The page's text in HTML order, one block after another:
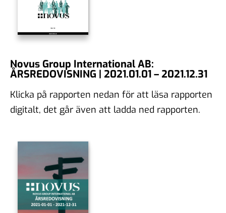
Novus Group International AB:
ÅRSREDOVISNING | 2021.01.01 – 2021.12.31
Klicka på rapporten nedan för att läsa rapporten
digitalt, det går även att ladda ned rapporten.